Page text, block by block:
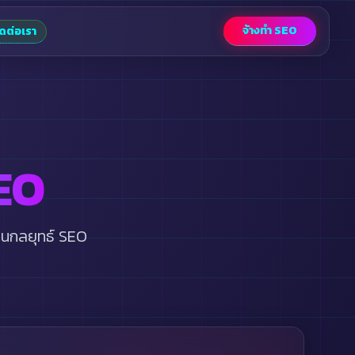
ต่อเรา จ้างทำ SEO
กลยุทธ์ SEO